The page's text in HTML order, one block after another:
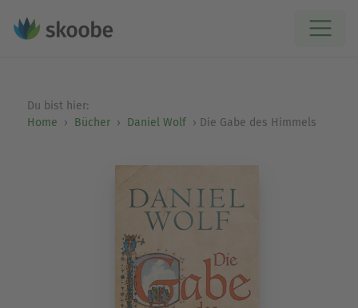
Du bist hier:
Home
Bücher Daniel Wolf Die Gabe des Himmels